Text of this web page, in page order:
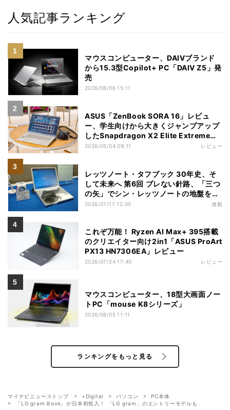
人気記事ランキング
マウスコンピューター、DAIVブランド
から15.3型Copilot+ PC「DAIV Z5」発
売
2026/08/06 15:11
ASUS「ZenBook SORA 16」レビュ
ー、学生向けから大きくジャンプアップ
したSnapdragon X2 Elite Extremeノ
ートPC
2026/05/04 09:11 レビュー
レッツノート・タフブック 30年史、そ
して未来へ 第6回 ブレない針路、「三つ
の矢」でシン・レッツノートの地盤を築
く
2026/07/17 12:00 連載
これぞ万能！ Ryzen AI Max+ 395搭載
のクリエイター向け2in1「ASUS ProArt
PX13 HN7306EA」レビュー
2026/07/24 17:40 レビュー
マウスコンピューター、18型大画面ノー
トPC「mouse K8シリーズ」
2026/08/05 11:11
ランキングをもっと見る
マイナビニューストップ +Digital パソコン
PC本体
「LG gram Book」が日本初投入！ 「LG gram」のエントリーモデルも